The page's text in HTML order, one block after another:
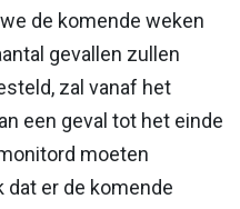
de komende weken
gevallen zullen
zal vanaf het
een geval tot het einde
moeten
er de komende